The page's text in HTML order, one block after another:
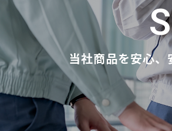
当社商品を安心